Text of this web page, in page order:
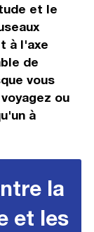
et le
à l'axe
de
vous
ou
à
la
et les